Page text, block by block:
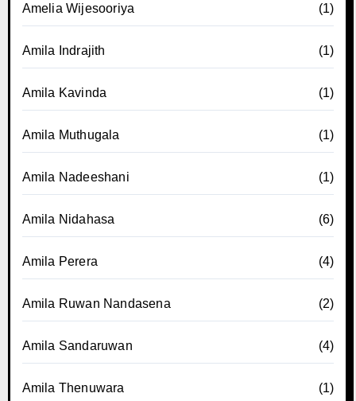
Amelia Wijesooriya (1)
Amila Indrajith (1)
Amila Kavinda (1)
Amila Muthugala (1)
Amila Nadeeshani (1)
Amila Nidahasa (6)
Amila Perera (4)
Amila Ruwan Nandasena (2)
Amila Sandaruwan (4)
Amila Thenuwara (1)